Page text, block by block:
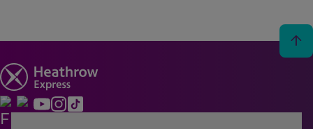
arrow_upward